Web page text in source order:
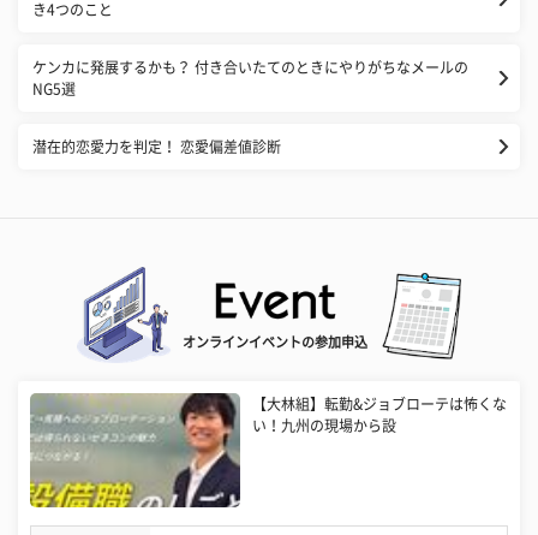
き4つのこと
ケンカに発展するかも？ 付き合いたてのときにやりがちなメールの
NG5選
潜在的恋愛力を判定！ 恋愛偏差値診断
オンラインイベントの参加申込
【大林組】転勤&ジョブローテは怖くな
い！九州の現場から設